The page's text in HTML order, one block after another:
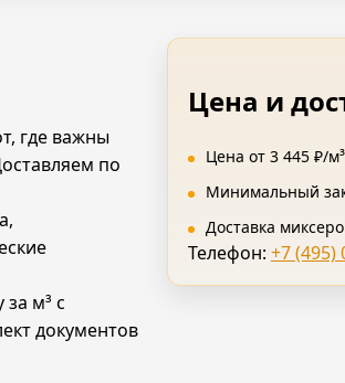
где важны
по
м³ с
документов
Цена и
Цена от 3 445 ₽/
Минимальный
Доставка
Телефон: +7 (495)